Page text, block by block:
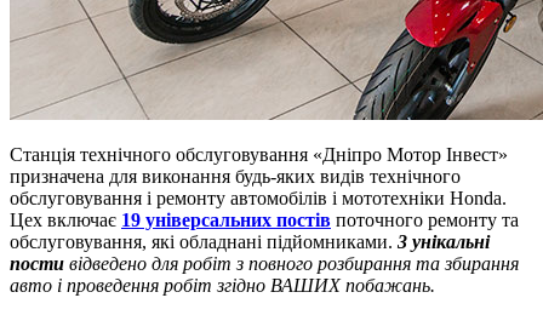
Станція технічного обслуговування «Дніпро Мотор Інвест»
призначена для виконання будь-яких видів технічного
обслуговування і ремонту автомобілів і мототехніки Honda.
Цех включає 19 універсальних постів поточного ремонту та
обслуговування, які обладнані підйомниками. 3 унікальні
пости відведено для робіт з повного розбирання та збирання
авто і проведення робіт згідно ВАШИХ побажань.